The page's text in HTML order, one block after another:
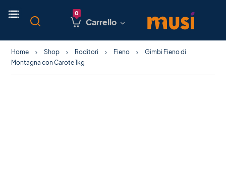
Carrello
Home Shop Roditori Fieno
Gimbi Fieno di
Montagna con Carote 1kg